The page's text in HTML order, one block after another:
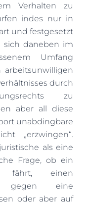
Verhalten zu
indes nur in
und festgesetzt
sich daneben im
Umfang
arbeitsunwilligen
durch
zu
aber all diese
unabdingbare
„erzwingen“.
als eine
Frage, ob ein
fährt, einen
gegen eine
oder aber auf